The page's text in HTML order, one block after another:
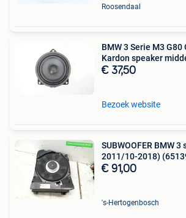
Roosendaal
BMW 3 Serie M3 G80
Kardon speaker
€ 37,50
Bezoek website
SUBWOOFER BMW
2011/10-2018)
€ 91,00
's-Hertogenbosch